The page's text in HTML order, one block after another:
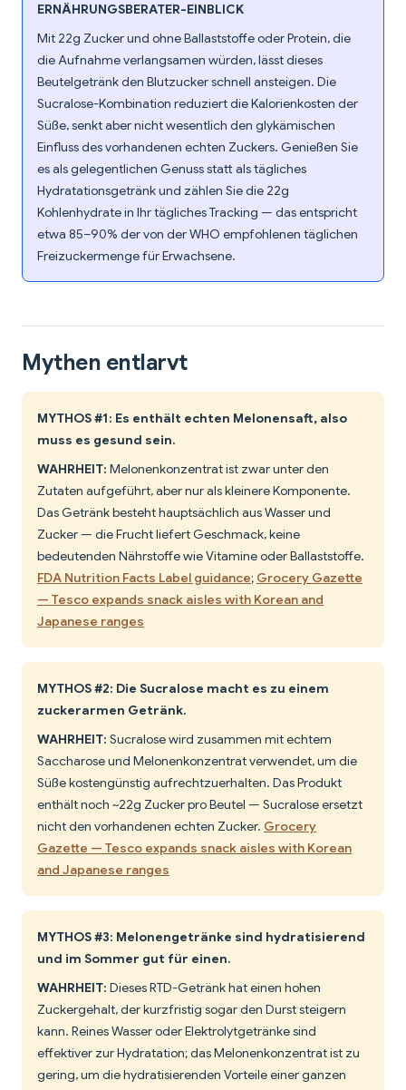
ERNÄHRUNGSBERATER-EINBLICK
Mit 22g Zucker und ohne Ballaststoffe oder Protein, die
die Aufnahme verlangsamen würden, lässt dieses
Beutelgetränk den Blutzucker schnell ansteigen. Die
Sucralose-Kombination reduziert die Kalorienkosten der
Süße, senkt aber nicht wesentlich den glykämischen
Einfluss des vorhandenen echten Zuckers. Genießen Sie
es als gelegentlichen Genuss statt als tägliches
Hydratationsgetränk und zählen Sie die 22g
Kohlenhydrate in Ihr tägliches Tracking — das entspricht
etwa 85–90% der von der WHO empfohlenen täglichen
Freizuckermenge für Erwachsene.
Mythen entlarvt
MYTHOS #1: Es enthält echten Melonensaft, also
muss es gesund sein.
WAHRHEIT: Melonenkonzentrat ist zwar unter den
Zutaten aufgeführt, aber nur als kleinere Komponente.
Das Getränk besteht hauptsächlich aus Wasser und
Zucker — die Frucht liefert Geschmack, keine
bedeutenden Nährstoffe wie Vitamine oder Ballaststoffe.
FDA Nutrition Facts Label guidance; Grocery Gazette
— Tesco expands snack aisles with Korean and
Japanese ranges
MYTHOS #2: Die Sucralose macht es zu einem
zuckerarmen Getränk.
WAHRHEIT: Sucralose wird zusammen mit echtem
Saccharose und Melonenkonzentrat verwendet, um die
Süße kostengünstig aufrechtzuerhalten. Das Produkt
enthält noch ~22g Zucker pro Beutel — Sucralose ersetzt
nicht den vorhandenen echten Zucker. Grocery
Gazette — Tesco expands snack aisles with Korean
and Japanese ranges
MYTHOS #3: Melonengetränke sind hydratisierend
und im Sommer gut für einen.
WAHRHEIT: Dieses RTD-Getränk hat einen hohen
Zuckergehalt, der kurzfristig sogar den Durst steigern
kann. Reines Wasser oder Elektrolytgetränke sind
effektiver zur Hydratation; das Melonenkonzentrat ist zu
gering, um die hydratisierenden Vorteile einer ganzen